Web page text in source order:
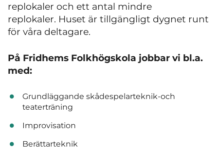
replokaler och ett antal mindre
replokaler. Huset är tillgängligt dygnet runt
för våra deltagare.
På Fridhems Folkhögskola jobbar vi bl.a.
med:
Grundläggande skådespelarteknik-och
teaterträning
Improvisation
Berättarteknik